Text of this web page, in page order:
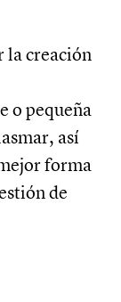
la creación
o pequeña
así
forma
de